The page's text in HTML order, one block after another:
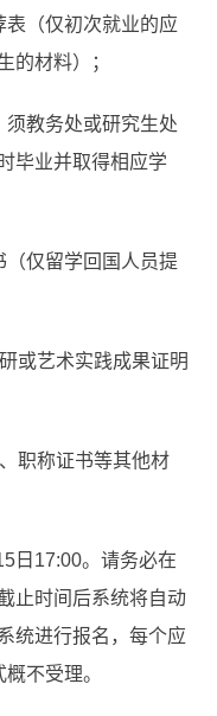
表（仅初次就业的应
的材料）；
须教务处或研究生处
毕业并取得相应学
（仅留学回国人员提
或艺术实践成果证明
职称证书等其他材
日17:00。请务必在
止时间后系统将自动
统进行报名，每个应
不受理。